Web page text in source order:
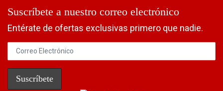
Suscríbete a nuestro correo electrónico
Entérate de ofertas exclusivas primero que nadie.